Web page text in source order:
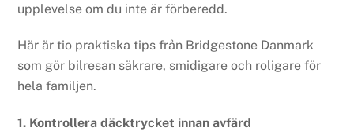
upplevelse om du inte är förberedd.
Här är tio praktiska tips från Bridgestone Danmark
som gör bilresan säkrare, smidigare och roligare för
hela familjen.
1. Kontrollera däcktrycket innan avfärd